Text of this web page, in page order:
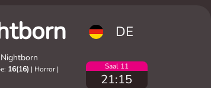
Nightborn
16(16) | Horror |
DE
Saal 11
21:15